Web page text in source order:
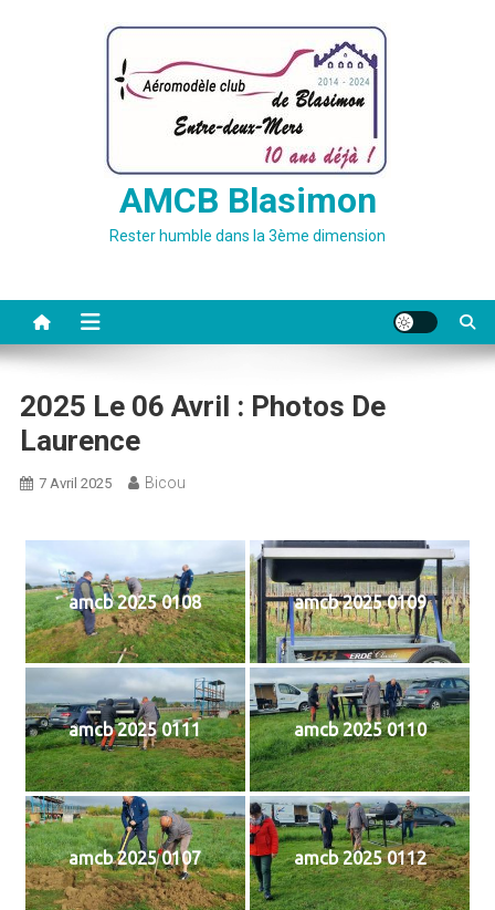
AMCB Blasimon
Rester humble dans la 3ème dimension
2025 Le 06 Avril : Photos De
Laurence
7 Avril 2025 Bicou
amcb 2025 0108 amcb 2025 0109
amcb 2025 0111 amcb 2025 0110
amcb 2025 0107 amcb 2025 0112